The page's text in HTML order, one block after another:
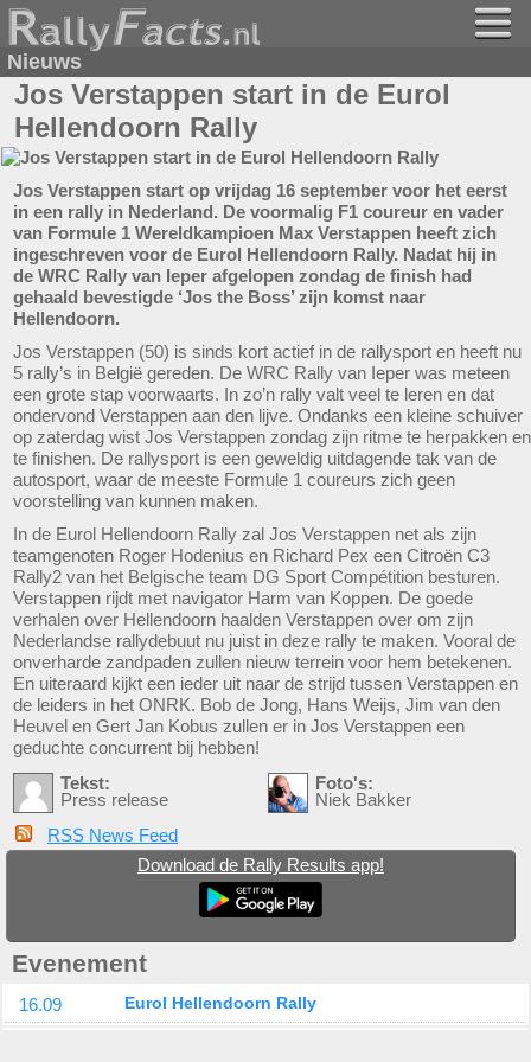
Nieuws
Jos Verstappen start in de Eurol
Hellendoorn Rally
Jos Verstappen start op vrijdag 16 september voor het eerst
in een rally in Nederland. De voormalig F1 coureur en vader
van Formule 1 Wereldkampioen Max Verstappen heeft zich
ingeschreven voor de Eurol Hellendoorn Rally. Nadat hij in
de WRC Rally van Ieper afgelopen zondag de finish had
gehaald bevestigde ‘Jos the Boss’ zijn komst naar
Hellendoorn.
Jos Verstappen (50) is sinds kort actief in de rallysport en heeft nu
5 rally’s in België gereden. De WRC Rally van Ieper was meteen
een grote stap voorwaarts. In zo’n rally valt veel te leren en dat
ondervond Verstappen aan den lijve. Ondanks een kleine schuiver
op zaterdag wist Jos Verstappen zondag zijn ritme te herpakken en
te finishen. De rallysport is een geweldig uitdagende tak van de
autosport, waar de meeste Formule 1 coureurs zich geen
voorstelling van kunnen maken.
In de Eurol Hellendoorn Rally zal Jos Verstappen net als zijn
teamgenoten Roger Hodenius en Richard Pex een Citroën C3
Rally2 van het Belgische team DG Sport Compétition besturen.
Verstappen rijdt met navigator Harm van Koppen. De goede
verhalen over Hellendoorn haalden Verstappen over om zijn
Nederlandse rallydebuut nu juist in deze rally te maken. Vooral de
onverharde zandpaden zullen nieuw terrein voor hem betekenen.
En uiteraard kijkt een ieder uit naar de strijd tussen Verstappen en
de leiders in het ONRK. Bob de Jong, Hans Weijs, Jim van den
Heuvel en Gert Jan Kobus zullen er in Jos Verstappen een
geduchte concurrent bij hebben!
Tekst:
Press release
Foto's:
Niek Bakker
RSS News Feed
Download de Rally Results app!
Evenement
16.09 Eurol Hellendoorn Rally